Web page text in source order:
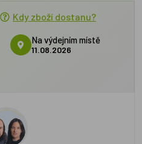
Kdy zboží dostanu?
Na výdejním místě
11.08.2026